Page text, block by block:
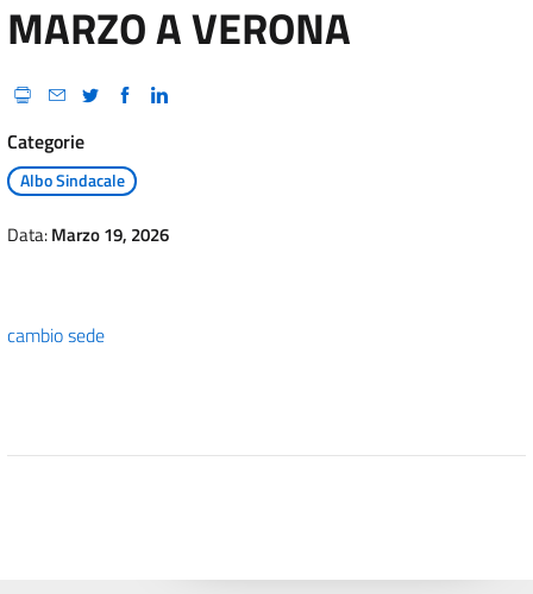
MARZO A VERONA
Categorie
Albo Sindacale
Data:Marzo 19, 2026
cambio sede